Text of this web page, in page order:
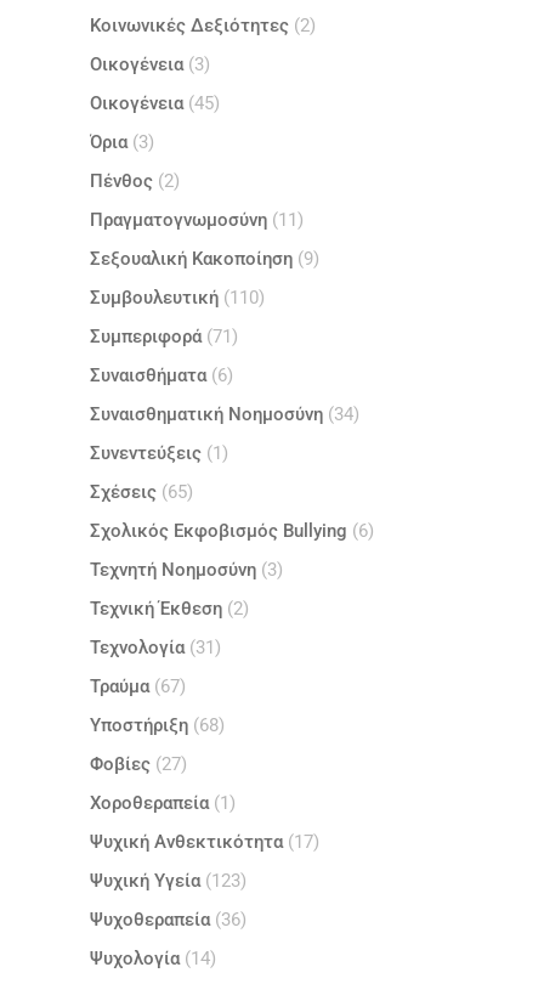
Κοινωνικές Δεξιότητες (2)
Οικογένεια(3)
Οικογένεια(45)
Όρια(3)
Πένθος (2)
Πραγματογνωμοσύνη (11)
Σεξουαλική Κακοποίηση (9)
Συμβουλευτική (110)
Συμπεριφορά(71)
Συναισθήματα(6)
Συναισθηματική Νοημοσύνη (34)
Συνεντεύξεις (1)
Σχέσεις (65)
Σχολικός Εκφοβισμός Bullying (6)
Τεχνητή Νοημοσύνη (3)
Τεχνική Έκθεση (2)
Τεχνολογία(31)
Τραύμα(67)
Υποστήριξη (68)
Φοβίες (27)
Χοροθεραπεία(1)
Ψυχική Ανθεκτικότητα(17)
Ψυχική Υγεία(123)
Ψυχοθεραπεία(36)
Ψυχολογία(14)